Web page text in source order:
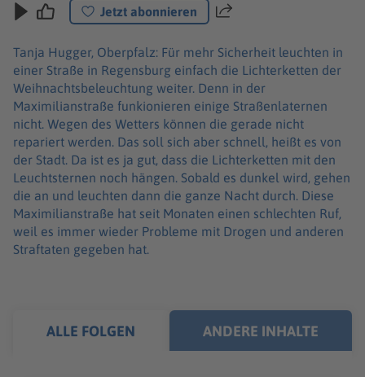
Jetzt abonnieren Teilen
Tanja Hugger, Oberpfalz: Für mehr Sicherheit leuchten in
einer Straße in Regensburg einfach die Lichterketten der
Weihnachtsbeleuchtung weiter. Denn in der
Maximilianstraße funkionieren einige Straßenlaternen
nicht. Wegen des Wetters können die gerade nicht
repariert werden. Das soll sich aber schnell, heißt es von
der Stadt. Da ist es ja gut, dass die Lichterketten mit den
Leuchtsternen noch hängen. Sobald es dunkel wird, gehen
die an und leuchten dann die ganze Nacht durch. Diese
Maximilianstraße hat seit Monaten einen schlechten Ruf,
weil es immer wieder Probleme mit Drogen und anderen
Straftaten gegeben hat.
ALLE FOLGEN ANDERE INHALTE